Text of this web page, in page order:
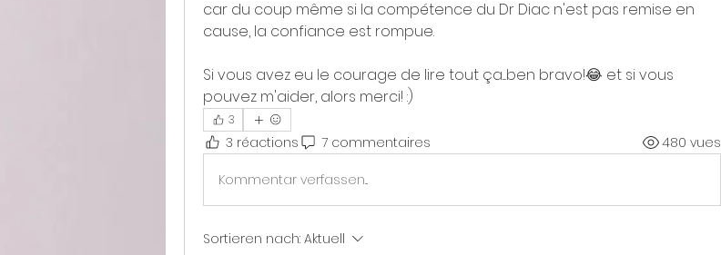
car du coup même si la compétence du Dr Diac n'est pas remise en
cause, la confiance est rompue.
Si vous avez eu le courage de lire tout ça....ben bravo!😂 et si vous
pouvez m'aider, alors merci! :)
3
3 réactions 7 commentaires 480 vues
Kommentar verfassen...
Sortieren nach: Aktuell